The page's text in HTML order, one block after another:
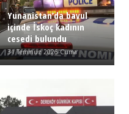
Yunanistan’da bavul
içinde İskoç kadının
cesedi bulundu
31 Temmuz 2026 Cuma